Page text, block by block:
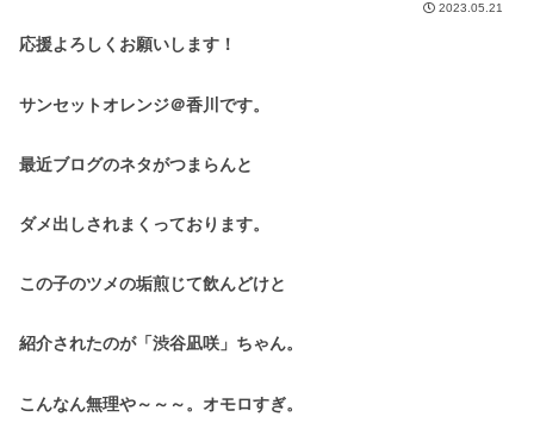
2023.05.21
応援よろしくお願いします！
サンセットオレンジ＠香川です。
最近ブログのネタがつまらんと
ダメ出しされまくっております。
この子のツメの垢煎じて飲んどけと
紹介されたのが「渋谷凪咲」ちゃん。
こんなん無理や～～～。オモロすぎ。